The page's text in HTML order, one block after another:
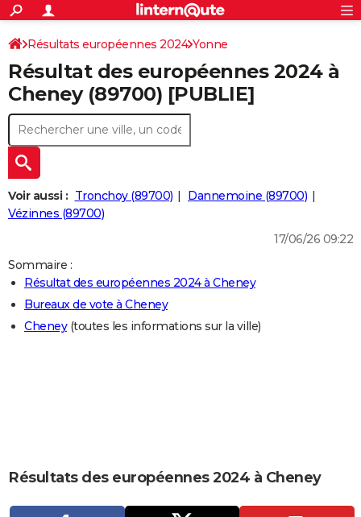
ACTUALITÉS
Politique
Société
Faits Divers
Education
Monde
Villes
+
SPORT
Coupe du monde 2026
Football
Tennis
Cyclisme
Rugby
Forum
CULTURE
Programme TV
TNT
Streaming
Cinéma
Sorties cinéma
Musique
+
FINANCE
Retraite
Impôts
Epargne
Immobilier
Risques naturels par ville
Banque
Assurance
Crédit
AUTO
Essais
Réserver un essai
Citadines
Berlines
SUV
Forum auto
+
HIGH-TECH
Mobiles
Meilleur smartphone
Internet
Ordinateurs
Jeux vidéo
Guide high-tech
+
BRICOLAGE
Guides de France
Escapades
Patrimoine
Expositions
Musées
Week-end nature
LIFESTYLE
Art de vivre
Bien-être
Loisirs
Mode
Modes de vie
CARTE DE VOEUX
Carte de Noël
Carte Bonne année
Carte Saint-Valentin
Carte Pâques
Carte d'anniversaire
DICTIONNAIRE
S'inscrire
Connexion
Résultats européennes 2024 Yonne
Résultat des européennes 2024 à
Cheney (89700) [PUBLIE]
Voir aussi : Tronchoy (89700)
Dannemoine (89700)
Vézinnes (89700)
17/06/26 09:22
Sommaire :
Résultat des européennes 2024 à Cheney
Bureaux de vote à Cheney
Cheney(toutes les informations sur la ville)
Résultats des européennes 2024 à Cheney